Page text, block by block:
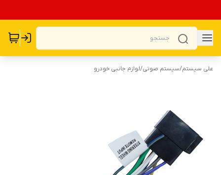
علی سیستم/سیستم صوتی/لوازم جانبی خودرو